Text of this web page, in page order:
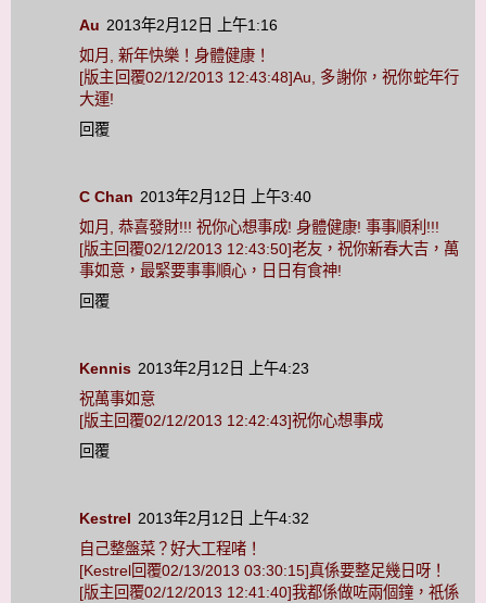
Au 2013年2月12日 上午1:16
如月, 新年快樂！身體健康！
[版主回覆02/12/2013 12:43:48]Au, 多謝你，祝你蛇年行
大運!
回覆
C Chan 2013年2月12日 上午3:40
如月, 恭喜發財!!! 祝你心想事成! 身體健康! 事事順利!!!
[版主回覆02/12/2013 12:43:50]老友，祝你新春大吉，萬
事如意，最緊要事事順心，日日有食神!
回覆
Kennis 2013年2月12日 上午4:23
祝萬事如意
[版主回覆02/12/2013 12:42:43]祝你心想事成
回覆
Kestrel 2013年2月12日 上午4:32
自己整盤菜？好大工程啫！
[Kestrel回覆02/13/2013 03:30:15]真係要整足幾日呀！
[版主回覆02/12/2013 12:41:40]我都係做咗兩個鐘，祇係